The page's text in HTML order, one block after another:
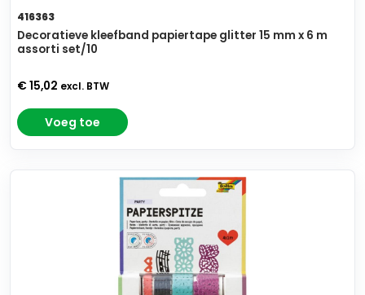
416363
Decoratieve kleefband papiertape glitter 15 mm x 6 m
assorti set/10
€ 15,02 excl. BTW
Voeg toe